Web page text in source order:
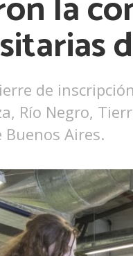
de
Río Negro,
Aires.